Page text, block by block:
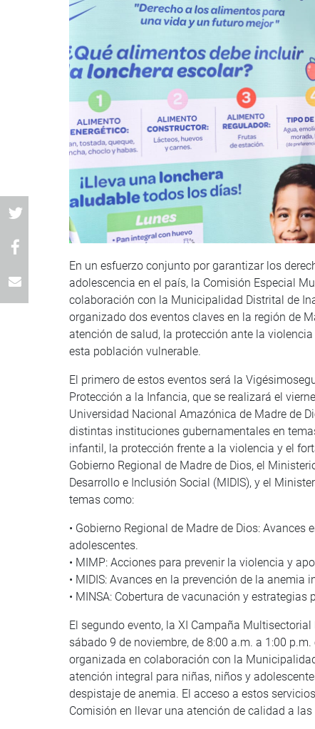
En un esfuerzo conjunto por garantizar los
adolescencia en el país, la Comisión Especial
colaboración con la Municipalidad Distrital de
organizado dos eventos claves en la región de
atención de salud, la protección ante la
esta población vulnerable.
El primero de estos eventos será la
Protección a la Infancia, que se realizará el
Universidad Nacional Amazónica de Madre de
distintas instituciones gubernamentales en
infantil, la protección frente a la violencia y el
Gobierno Regional de Madre de Dios, el
Desarrollo e Inclusión Social (MIDIS), y el
temas como:
• Gobierno Regional de Madre de Dios:
adolescentes.
• MIMP: Acciones para prevenir la violencia y
• MIDIS: Avances en la prevención de la
• MINSA: Cobertura de vacunación y
El segundo evento, la XI Campaña
sábado 9 de noviembre, de 8:00 a.m. a 1:00
organizada en colaboración con la
atención integral para niñas, niños y
despistaje de anemia. El acceso a estos
Comisión en llevar una atención de calidad a